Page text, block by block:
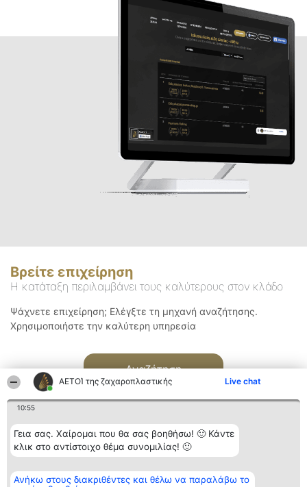
ΑΕΤΟΊ της ζαχαροπλαστικής Live chat
10:55
Γεια σας. Χαίρομαι που θα σας βοηθήσω! 🙂 Κάντε
κλικ στο αντίστοιχο θέμα συνομιλίας! 🙂
Ανήκω στους διακριθέντες και θέλω να παραλάβω το
Βρείτε επιχείρηση
Η κατάταξη περιλαμβάνει τους καλύτερους στον κλάδο
Ψάχνετε επιχείρηση; Ελέγξτε τη μηχανή αναζήτησης.
Χρησιμοποιήστε την καλύτερη υπηρεσία
Αναζήτηση
Διοργανωτής της
κατάταξης
Κατάταξη
Διακριθέντες
Επικοινωνία
Επικοινωνία